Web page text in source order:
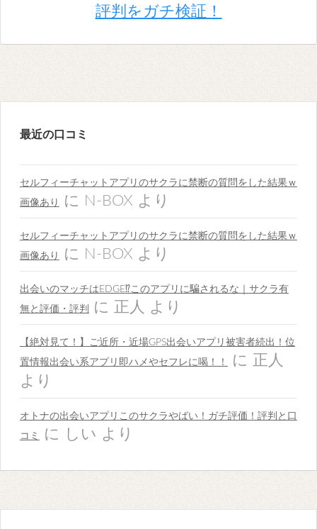
評判をガチ検証！
最近の口コミ
セルフィーチャットアプリのサクラに禁断の質問をした結果ｗ
画像あり
に N-BOX より
セルフィーチャットアプリのサクラに禁断の質問をした結果ｗ
画像あり
に N-BOX より
出会いのマッチはEDGE⁉︎このアプリに騙されるな｜サクラ有
無と評価・評判
に 正人 より
【絶対見て！】ご近所・近場GPS出会いアプリ被害者続出！位
置情報出会い系アプリ即ハメやセフレに喝！！
に
正人
より
オトナの出会いアプリこのサクラやばい！ガチ評価！評判と口
コミ
に しい より